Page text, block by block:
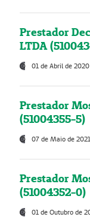
Prestador
LTDA
01 de Abril de 2020
Prestador
(51004355-5)
07 de Maio de 2021
Prestador
(51004352-0)
01 de Outubro de